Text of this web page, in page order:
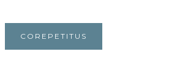
COREPETITUS